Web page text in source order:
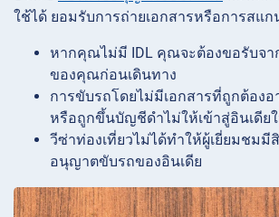
ใช้ได้ ยอมรับการถ่ายเอกสารหรือการสแ
หากคุณไม่มี IDL คุณจะต้องขอรับจา
ของคุณก่อนเดินทาง
การขับรถโดยไม่มีเอกสารที่ถูกต้องอ
หรือถูกขึ้นบัญชีดำไม่ให้เข้าสู่อินเดีย
วีซ่าท่องเที่ยวไม่ได้ทำให้ผู้เยี่ยมชมมี
อนุญาตขับรถของอินเดีย